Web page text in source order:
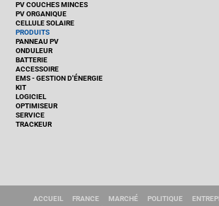
PV COUCHES MINCES
PV ORGANIQUE
CELLULE SOLAIRE
PRODUITS
PANNEAU PV
ONDULEUR
BATTERIE
ACCESSOIRE
EMS - GESTION D'ÉNERGIE
KIT
LOGICIEL
OPTIMISEUR
SERVICE
TRACKEUR
ACCUEIL FRANCE MARCHÉ POLITIQUE